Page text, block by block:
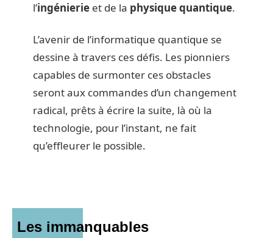
l’ingénierie et de la physique quantique.
L’avenir de l’informatique quantique se
dessine à travers ces défis. Les pionniers
capables de surmonter ces obstacles
seront aux commandes d’un changement
radical, prêts à écrire la suite, là où la
technologie, pour l’instant, ne fait
qu’effleurer le possible.
Les immanquables